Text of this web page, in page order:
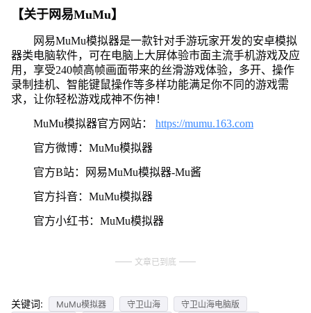
【关于网易MuMu】
网易MuMu模拟器是一款针对手游玩家开发的安卓模拟
器类电脑软件，可在电脑上大屏体验市面主流手机游戏及应
用，享受240帧高帧画面带来的丝滑游戏体验，多开、操作
录制挂机、智能键鼠操作等多样功能满足你不同的游戏需
求，让你轻松游戏成神不伤神！
MuMu模拟器官方网站： https://mumu.163.com
官方微博：MuMu模拟器
官方B站：网易MuMu模拟器-Mu酱
官方抖音：MuMu模拟器
官方小红书：MuMu模拟器
文章已到底
关键词: MuMu模拟器 守卫山海
守卫山海电脑版